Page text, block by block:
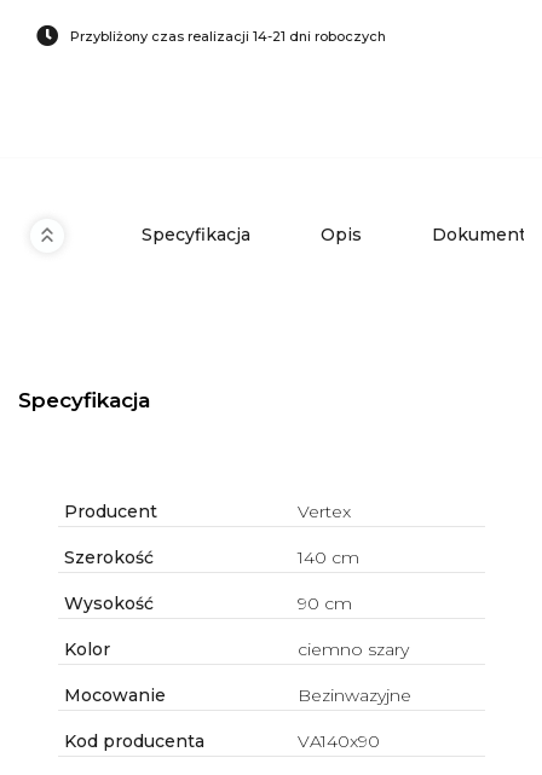
Przybliżony czas realizacji 14-21 dni roboczych
Specyfikacja Opis Dokumenty
Specyfikacja
Producent Vertex
Szerokość 140 cm
Wysokość 90 cm
Kolor ciemno szary
Mocowanie Bezinwazyjne
Kod producenta VA140x90